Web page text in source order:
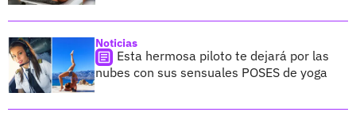
Noticias
Esta hermosa piloto te dejará por las
nubes con sus sensuales POSES de yoga